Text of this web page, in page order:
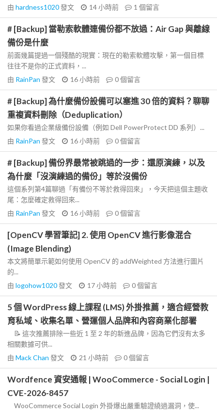
由 hardness1020發文 14 小時前 1 個留言
# [Backup] 當勒索軟體連備份都不放過：Air Gap 與離線
備份是什麼
前面幾篇提過一個殘酷的現實：現在的勒索軟體攻擊，第一個目標
往往不是你的正式資料，...
由 RainPan 發文 16 小時前 0個留言
# [Backup] 為什麼備份設備可以塞進 30 倍的資料？聊聊
重複資料刪除（Deduplication）
如果你看過企業級備份設備（例如 Dell PowerProtect DD 系列）...
由 RainPan 發文 16 小時前 0個留言
# [Backup] 備份界最常被跳過的一步：還原演練，以及
為什麼「沒演練過的備份」等於沒備份
這個系列第4篇聊過「有備份不等於救得回來」，今天把這個主題收
尾：怎麼確定救得回來...
由 RainPan 發文 16 小時前 0個留言
[OpenCV 學習筆記] 2. 使用 OpenCV 進行影像混合
(Image Blending)
本文將簡單示範如何使用 OpenCV 的 addWeighted 方法進行圖片
的...
由 logohow1020發文 17 小時前 0個留言
5 個 WordPress 線上課程 (LMS) 外掛推薦，適合經營教
育私域、收集名單、營運個人品牌和內容商業化部署
📝 這次推薦排除一些近 1 至 2 年的新進品牌，因為它們沒有太多
相關數據可供...
由 Mack Chan 發文 21 小時前 0個留言
Wordfence 資安通報 | WooCommerce - Social Login |
CVE-2026-8457
WooCommerce Social Login 外掛爆出嚴重驗證繞過漏洞，使...